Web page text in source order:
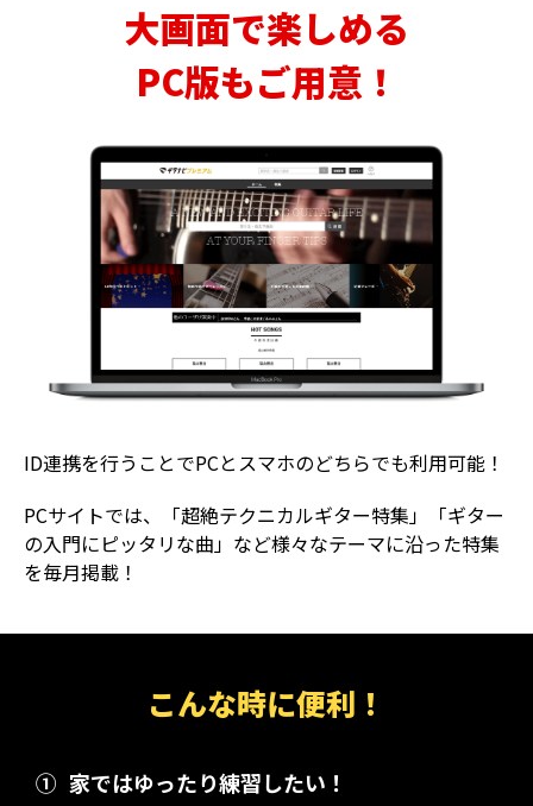
大画面で楽しめる
PC版もご用意！
ID連携を行うことでPCとスマホのどちらでも利用可能！
PCサイトでは、「超絶テクニカルギター特集」「ギター
の入門にピッタリな曲」など様々なテーマに沿った特集
を毎月掲載！
こんな時に便利！
① 家ではゆったり練習したい！